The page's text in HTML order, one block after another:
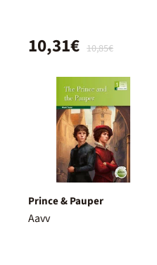
10,85€
10,31€
Prince & Pauper
Aavv